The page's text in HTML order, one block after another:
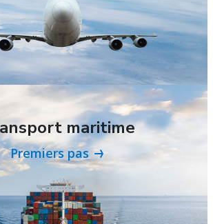
maritime
Premiers pas